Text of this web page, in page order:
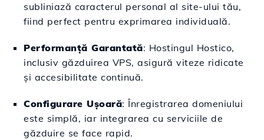
subliniază caracterul personal al site-ului tău,
fiind perfect pentru exprimarea individuală.
Performanță Garantată: Hostingul Hostico,
inclusiv găzduirea VPS, asigură viteze ridicate
și accesibilitate continuă.
Configurare Ușoară: Înregistrarea domeniului
este simplă, iar integrarea cu serviciile de
găzduire se face rapid.